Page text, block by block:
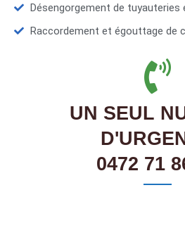
Désengorgement de tuyauteries
Raccordement et égouttage de
UN SEUL
0472 71